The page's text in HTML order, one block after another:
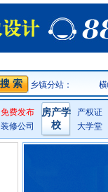
网手
乡镇分站：
免费发布
装修公司
房产学
校
产权证
大学堂